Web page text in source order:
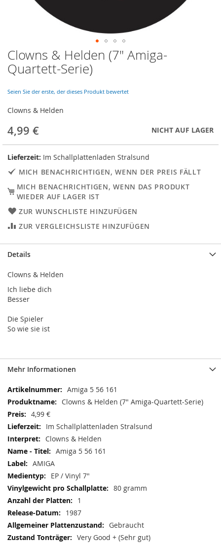
Skip
to
the
of
images
Clowns & Helden (7" Amiga-
Quartett-Serie)
Seien Sie der erste, der dieses Produkt bewertet
Clowns & Helden
4,99 € NICHT AUF LAGER
Lieferzeit: Im Schallplattenladen Stralsund
MICH BENACHRICHTIGEN, WENN DER PREIS FÄLLT
MICH BENACHRICHTIGEN, WENN DAS PRODUKT
WIEDER AUF LAGER IST
ZUR WUNSCHLISTE HINZUFÜGEN
ZUR VERGLEICHSLISTE HINZUFÜGEN
Details
Clowns & Helden
Ich liebe dich
Besser
Die Spieler
So wie sie ist
Mehr Informationen
Mehr
Informationen
Amiga 5 56 161
Clowns & Helden (7" Amiga-Quartett-Serie)
4,99 €
Im Schallplattenladen Stralsund
Clowns & Helden
Amiga 5 56 161
AMIGA
EP / Vinyl 7"
80 gramm
1
1987
Gebraucht
Very Good + (Sehr gut)